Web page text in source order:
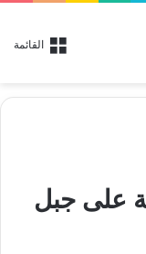
القائمة
على جبل